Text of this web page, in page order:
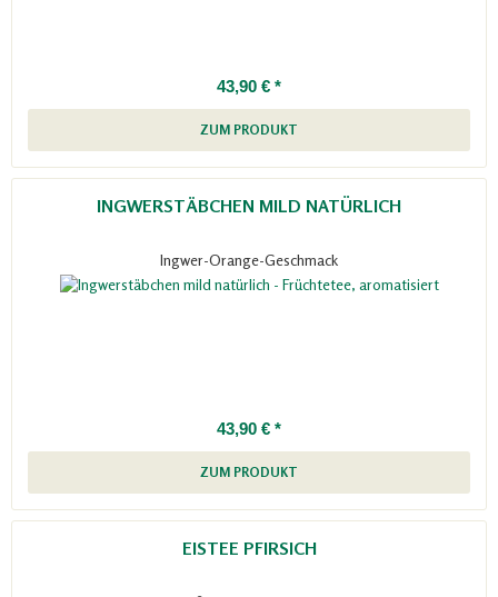
43,90 € *
ZUM PRODUKT
INGWERSTÄBCHEN MILD NATÜRLICH
Ingwer-Orange-Geschmack
43,90 € *
ZUM PRODUKT
EISTEE PFIRSICH